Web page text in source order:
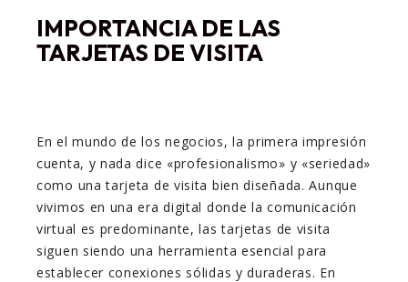
IMPORTANCIA DE LAS
TARJETAS DE VISITA
En el mundo de los negocios, la primera impresión
cuenta, y nada dice «profesionalismo» y «seriedad»
como una tarjeta de visita bien diseñada. Aunque
vivimos en una era digital donde la comunicación
virtual es predominante, las tarjetas de visita
siguen siendo una herramienta esencial para
establecer conexiones sólidas y duraderas. En